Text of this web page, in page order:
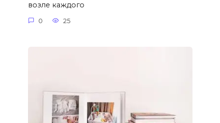
возле каждого
0 25